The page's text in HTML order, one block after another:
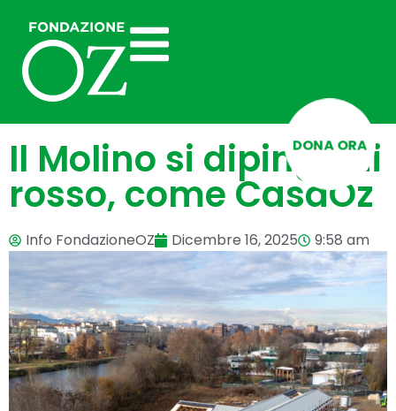
DONA ORA
Il Molino si dipinge di
rosso, come CasaOz
Info FondazioneOZ Dicembre 16, 2025 9:58 am